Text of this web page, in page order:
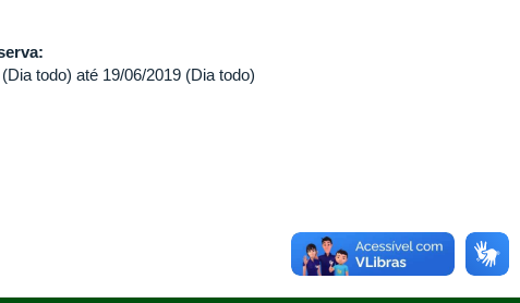
todo) até 19/06/2019 (Dia todo)